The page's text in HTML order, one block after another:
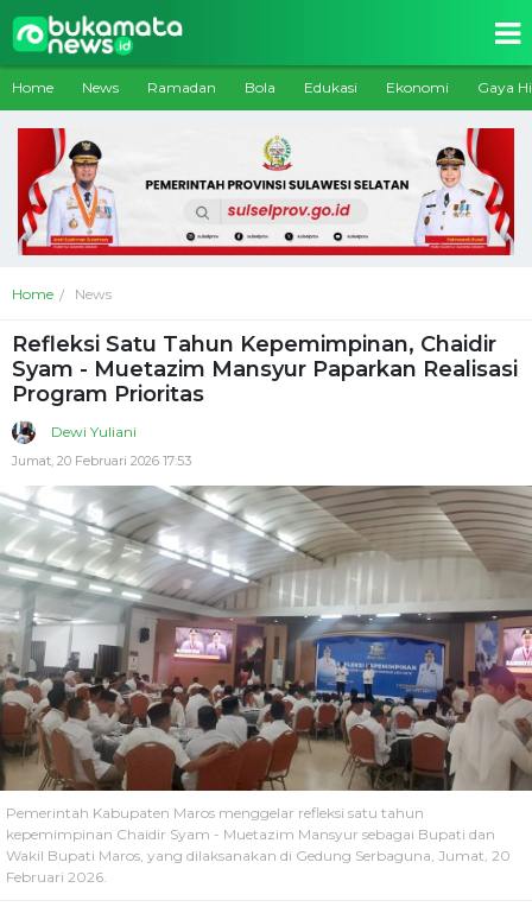
Home News Ramadan Bola Edukasi Ekonomi Gaya
Home News
Refleksi Satu Tahun Kepemimpinan, Chaidir
Syam - Muetazim Mansyur Paparkan Realisasi
Program Prioritas
Dewi Yuliani
Jumat, 20 Februari 2026 17:53
Pemerintah Kabupaten Maros menggelar refleksi satu tahun
kepemimpinan Chaidir Syam - Muetazim Mansyur sebagai Bupati dan
Wakil Bupati Maros, yang dilaksanakan di Gedung Serbaguna, Jumat, 20
Februari 2026.